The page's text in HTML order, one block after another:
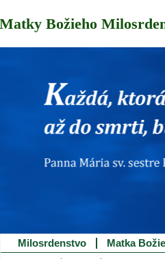
Božieho
Milosrdenstvo Matka